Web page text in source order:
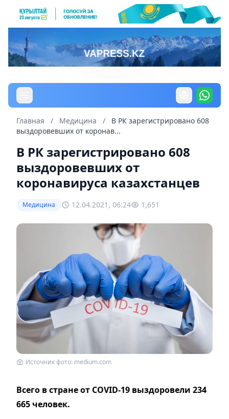
Главная / Медицина /
В РК зарегистрировано 608
выздоровевших от коронав...
В РК зарегистрировано 608
выздоровевших от
коронавируса казахстанцев
Медицина 12.04.2021, 06:24 1,651
Источник фото: medium.com
Всего в стране от COVID-19 выздоровели 234
665 человек.